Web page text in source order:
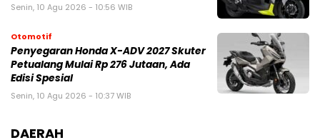
Senin, 10 Agu 2026 - 10:56 WIB
Otomotif
Penyegaran Honda X-ADV 2027 Skuter
Petualang Mulai Rp 276 Jutaan, Ada
Edisi Spesial
Senin, 10 Agu 2026 - 10:37 WIB
DAERAH